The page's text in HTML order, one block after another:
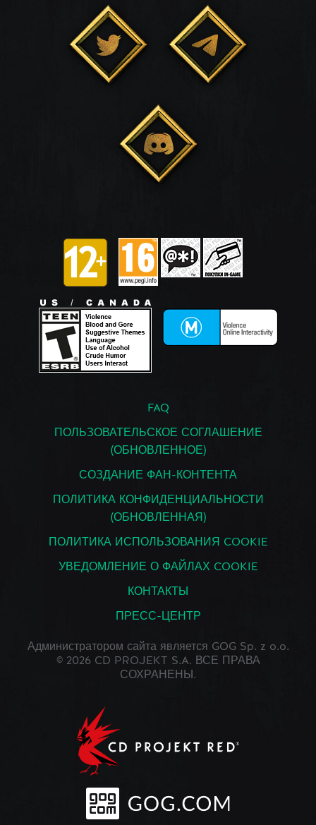
FAQ
ПОЛЬЗОВАТЕЛЬСКОЕ СОГЛАШЕНИЕ
(ОБНОВЛЕННОЕ)
СОЗДАНИЕ ФАН-КОНТЕНТА
ПОЛИТИКА КОНФИДЕНЦИАЛЬНОСТИ
(ОБНОВЛЕННАЯ)
ПОЛИТИКА ИСПОЛЬЗОВАНИЯ COOKIE
УВЕДОМЛЕНИЕ О ФАЙЛАХ COOKIE
КОНТАКТЫ
ПРЕСС-ЦЕНТР
Администратором сайта является GOG Sp. z o.o.
© 2026 CD PROJEKT S.A. ВСЕ ПРАВА
СОХРАНЕНЫ.